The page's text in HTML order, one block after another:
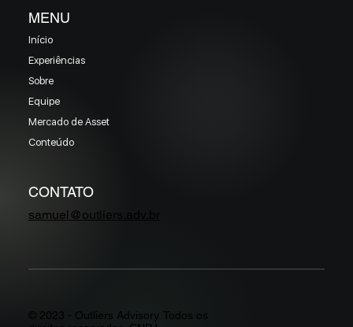
Início
Experiências
Sobre
Equipe
Mercado de Asset
Conteúdo
MENU
samuel@outliers.adv.br
CONTATO
© 2023 - Outliers Advisory. Todos os